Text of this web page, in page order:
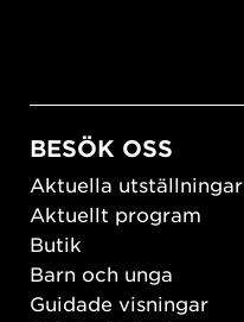
BESÖK OSS
Aktuella utställningar
Aktuellt program
Butik
Barn och unga
Guidade visningar